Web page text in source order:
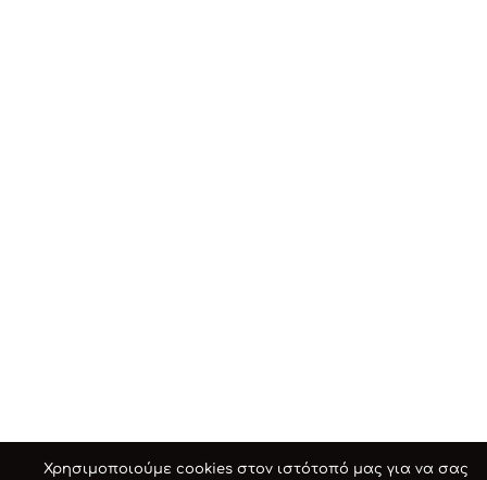
Χρησιμοποιούμε cookies στον ιστότοπό μας για να σας